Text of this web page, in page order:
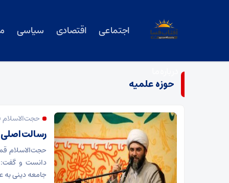
اجتماعی اقتصادی سیاسی
حوزه علمیه
رسالت
حجت‌الاسلام
دانست و گفت:
جامعه دینی